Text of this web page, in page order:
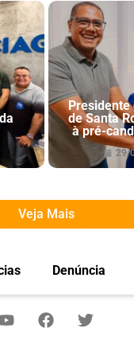
Presidente
de Santa
à pré-
29/
Veja Mais
Denúncia